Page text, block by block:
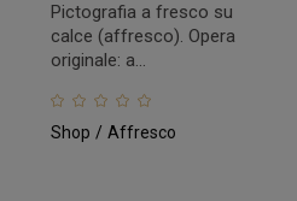
Pictografia a fresco su
calce (affresco). Opera
originale: a...
Shop Affresco